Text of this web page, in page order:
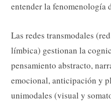
entender la fenomenología
Las redes transmodales
límbica) gestionan la
pensamiento abstracto,
emocional, anticipación y
unimodales (visual y